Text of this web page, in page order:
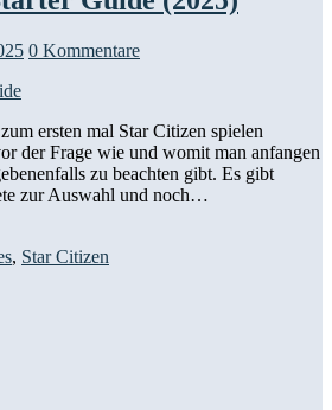
0 Kommentare
ersten mal Star Citizen spielen
der Frage wie und womit man anfangen
zu beachten gibt. Es gibt
zur Auswahl und noch…
, Star Citizen